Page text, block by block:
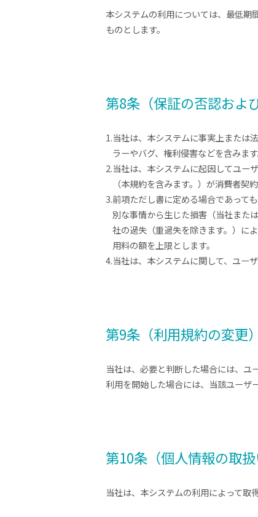
本システムの利用については、最低期
ものとします。
第8条（保証の否認およ
1.当社は、本システムに事実上または
ラーやバグ、権利侵害などを含みま
2.当社は、本システムに起因してユー
（本規約を含みます。）が消費者契
3.前項ただし書に定める場合であって
別な事情から生じた損害（当社また
社の過失（重過失を除きます。）に
用料の額を上限とします。
4.当社は、本システムに関して、ユー
第9条（利用規約の変更）
当社は、必要と判断した場合には、
利用を開始した場合には、当該ユーザ
第10条（個人情報の取扱
当社は、本システムの利用によって取